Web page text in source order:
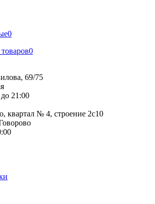
0
0
69/75
21:00
квартал № 4, строение 2с10